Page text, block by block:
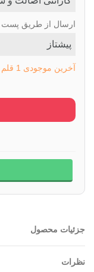
ارسال از طریق پست
آخرین موجودی 1 قلم
جزئیات محصول
نظرات